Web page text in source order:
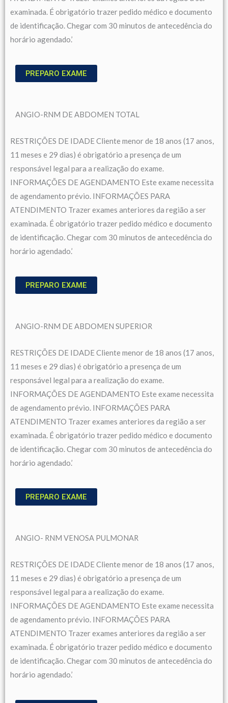
examinada. É obrigatório trazer pedido médico e documento
de identificação. Chegar com 30 minutos de antecedência do
horário agendado.’
PREPARO EXAME
ANGIO-RNM DE ABDOMEN TOTAL
RESTRIÇÕES DE IDADE Cliente menor de 18 anos (17 anos,
11 meses e 29 dias) é obrigatório a presença de um
responsável legal para a realização do exame.
INFORMAÇÕES DE AGENDAMENTO Este exame necessita
de agendamento prévio. INFORMAÇÕES PARA
ATENDIMENTO Trazer exames anteriores da região a ser
examinada. É obrigatório trazer pedido médico e documento
de identificação. Chegar com 30 minutos de antecedência do
horário agendado.’
PREPARO EXAME
ANGIO-RNM DE ABDOMEN SUPERIOR
RESTRIÇÕES DE IDADE Cliente menor de 18 anos (17 anos,
11 meses e 29 dias) é obrigatório a presença de um
responsável legal para a realização do exame.
INFORMAÇÕES DE AGENDAMENTO Este exame necessita
de agendamento prévio. INFORMAÇÕES PARA
ATENDIMENTO Trazer exames anteriores da região a ser
examinada. É obrigatório trazer pedido médico e documento
de identificação. Chegar com 30 minutos de antecedência do
horário agendado.’
PREPARO EXAME
ANGIO- RNM VENOSA PULMONAR
RESTRIÇÕES DE IDADE Cliente menor de 18 anos (17 anos,
11 meses e 29 dias) é obrigatório a presença de um
responsável legal para a realização do exame.
INFORMAÇÕES DE AGENDAMENTO Este exame necessita
de agendamento prévio. INFORMAÇÕES PARA
ATENDIMENTO Trazer exames anteriores da região a ser
examinada. É obrigatório trazer pedido médico e documento
de identificação. Chegar com 30 minutos de antecedência do
horário agendado.’